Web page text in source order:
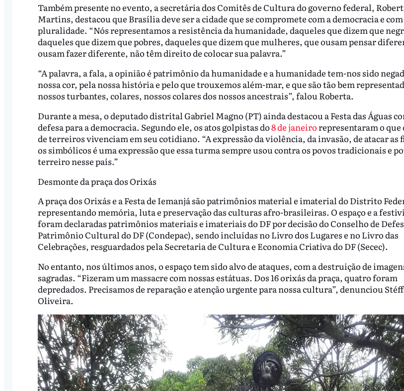
Também presente no evento, a secretária dos Comitês de Cultura do governo federal,
Martins, destacou que Brasília deve ser a cidade que se compromete com a democracia e com
pluralidade. “Nós representamos a resistência da humanidade, daqueles que dizem que
daqueles que dizem que pobres, daqueles que dizem que mulheres, que ousam pensar
ousam fazer diferente, não têm direito de colocar sua palavra.”
“A palavra, a fala, a opinião é patrimônio da humanidade e a humanidade tem-nos sido
nossa cor, pela nossa história e pelo que trouxemos além-mar, e que são tão bem
nossos turbantes, colares, nossos colares dos nossos ancestrais”, falou Roberta.
Durante a mesa, o deputado distrital Gabriel Magno (PT) ainda destacou a Festa das Águas
defesa para a democracia. Segundo ele, os atos golpistas do8 de janeiro representaram o que
de terreiros vivenciam em seu cotidiano. “A expressão da violência, da invasão, de atacar as
os simbólicos é uma expressão que essa turma sempre usou contra os povos tradicionais e
terreiro nesse país.”
Desmonte da praça dos Orixás
A praça dos Orixás e a Festa de Iemanjá são patrimônios material e imaterial do Distrito
representando memória, luta e preservação das culturas afro-brasileiras. O espaço e a
foram declaradas patrimônios materiais e imateriais do DF por decisão do Conselho de
Patrimônio Cultural do DF (Condepac), sendo incluídas no Livro dos Lugares e no Livro das
Celebrações, resguardados pela Secretaria de Cultura e Economia Criativa do DF (Secec).
No entanto, nos últimos anos, o espaço tem sido alvo de ataques, com a destruição de
sagradas. “Fizeram um massacre com nossas estátuas. Dos 16 orixás da praça, quatro foram
depredados. Precisamos de reparação e atenção urgente para nossa cultura”, denunciou
Oliveira.